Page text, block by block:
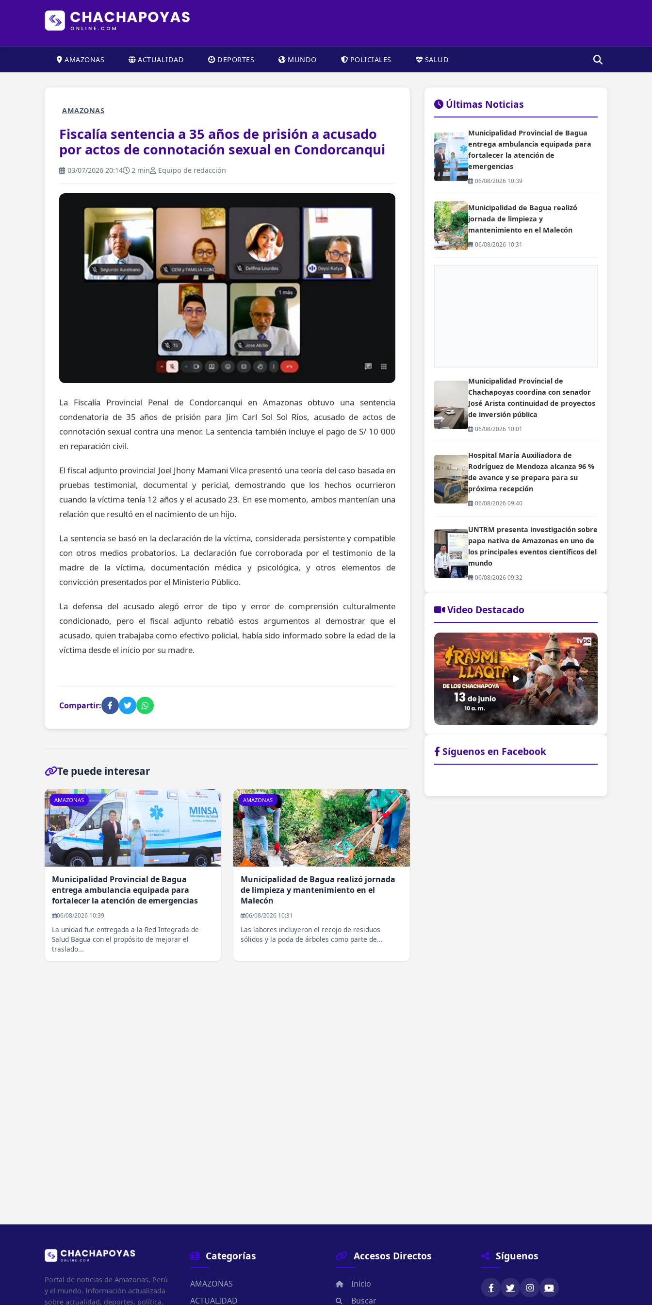
AMAZONAS ACTUALIDAD DEPORTES MUNDO POLICIALES SALUD
AMAZONAS
Fiscalía sentencia a 35 años de prisión a acusado
por actos de connotación sexual en Condorcanqui
03/07/2026 20:14 2 min Equipo de redacción
La Fiscalía Provincial Penal de Condorcanqui en Amazonas obtuvo una sentencia
condenatoria de 35 años de prisión para Jim Carl Sol Sol Ríos, acusado de actos de
connotación sexual contra una menor. La sentencia también incluye el pago de S/ 10 000
en reparación civil.
El fiscal adjunto provincial Joel Jhony Mamani Vilca presentó una teoría del caso basada en
pruebas testimonial, documental y pericial, demostrando que los hechos ocurrieron
cuando la víctima tenía 12 años y el acusado 23. En ese momento, ambos mantenían una
relación que resultó en el nacimiento de un hijo.
La sentencia se basó en la declaración de la víctima, considerada persistente y compatible
con otros medios probatorios. La declaración fue corroborada por el testimonio de la
madre de la víctima, documentación médica y psicológica, y otros elementos de
convicción presentados por el Ministerio Público.
La defensa del acusado alegó error de tipo y error de comprensión culturalmente
condicionado, pero el fiscal adjunto rebatió estos argumentos al demostrar que el
acusado, quien trabajaba como efectivo policial, había sido informado sobre la edad de la
víctima desde el inicio por su madre.
Compartir:
Te puede interesar
AMAZONAS
Municipalidad Provincial de Bagua
entrega ambulancia equipada para
fortalecer la atención de emergencias
06/08/2026 10:39
La unidad fue entregada a la Red Integrada de
Salud Bagua con el propósito de mejorar el
traslado...
AMAZONAS
Municipalidad de Bagua realizó jornada
de limpieza y mantenimiento en el
Malecón
06/08/2026 10:31
Las labores incluyeron el recojo de residuos
sólidos y la poda de árboles como parte de...
Últimas Noticias
Municipalidad Provincial de Bagua
entrega ambulancia equipada para
fortalecer la atención de
emergencias
06/08/2026 10:39
Municipalidad de Bagua realizó
jornada de limpieza y
mantenimiento en el Malecón
06/08/2026 10:31
Municipalidad Provincial de
Chachapoyas coordina con senador
José Arista continuidad de proyectos
de inversión pública
06/08/2026 10:01
Hospital María Auxiliadora de
Rodríguez de Mendoza alcanza 96 %
de avance y se prepara para su
próxima recepción
06/08/2026 09:40
UNTRM presenta investigación sobre
papa nativa de Amazonas en uno de
los principales eventos científicos del
mundo
06/08/2026 09:32
Video Destacado
Síguenos en Facebook
Portal de noticias de Amazonas, Perú
y el mundo. Información actualizada
sobre actualidad, deportes, política,
Categorías
AMAZONAS
ACTUALIDAD
Accesos Directos
Inicio
Buscar
Síguenos